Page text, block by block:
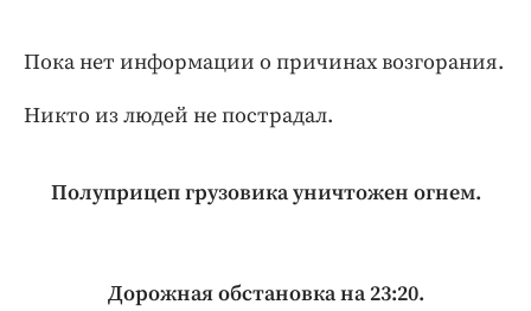
Пока нет информации о причинах возгорания.
Никто из людей не пострадал.
Полуприцеп грузовика уничтожен огнем.
Дорожная обстановка на 23:20.